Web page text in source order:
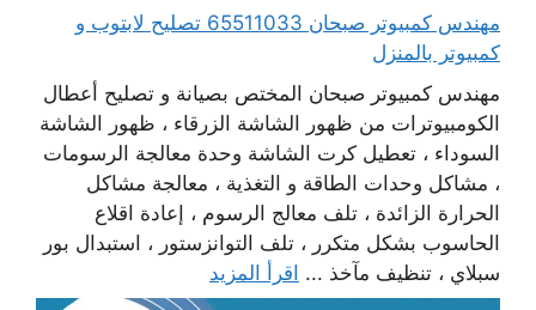
مهندس كمبيوتر صبحان 65511033 تصليح لابتوب و
كمبيوتر بالمنزل
مهندس كمبيوتر صبحان المختص بصيانة و تصليح أعطال
الكومبيوترات من ظهور الشاشة الزرقاء ، ظهور الشاشة
السوداء ، تعطيل كرت الشاشة وحدة معالجة الرسومات
، مشاكل وحدات الطاقة و التغذية ، معالجة مشاكل
الحرارة الزائدة ، تلف معالج الرسوم ، إعادة اقلاع
الحاسوب بشكل متكرر ، تلف التوانزستور ، استبدال بور
سبلاي ، تنظيف مآخذ ... اقرأ المزيد